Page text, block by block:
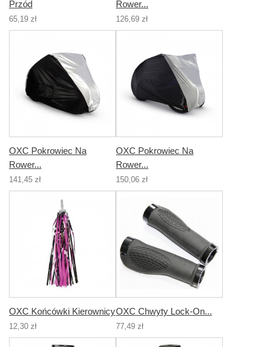
Przód
65,19 zł
Rower...
126,69 zł
OXC Pokrowiec Na
Rower...
141,45 zł
OXC Pokrowiec Na
Rower...
150,06 zł
OXC Końcówki Kierownicy
12,30 zł
OXC Chwyty Lock-On...
77,49 zł